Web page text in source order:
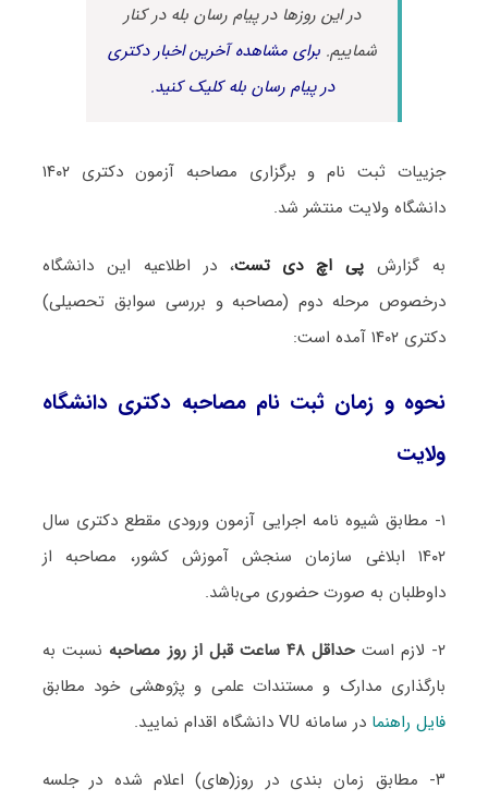
در این روزها در پیام رسان بله در کنار
شماییم.برای مشاهده آخرین اخبار دکتری
در پیام رسان بله کلیک کنید.
جزییات ثبت نام و برگزاری مصاحبه آزمون دکتری ۱۴۰۲
دانشگاه ولایت منتشر شد.
به گزارش پی اچ دی تست، در اطلاعیه این دانشگاه
درخصوص مرحله دوم (مصاحبه و بررسی سوابق تحصیلی)
دکتری ۱۴۰۲ آمده است:
نحوه و زمان ثبت نام مصاحبه دکتری دانشگاه
ولایت
۱- مطابق شیوه نامه اجرایی آزمون ورودی مقطع دکتری سال
۱۴۰۲ ابلاغی سازمان سنجش آموزش کشور، مصاحبه از
داوطلبان به صورت حضوری می‌باشد.
۲- لازم است حداقل ۴۸ ساعت قبل از روز مصاحبه
نسبت به
بارگذاری مدارک و مستندات علمی و پژوهشی خود مطابق
فایل راهنما در سامانه VU دانشگاه اقدام نمایید.
۳- مطابق زمان بندی در روز(های) اعلام شده در جلسه